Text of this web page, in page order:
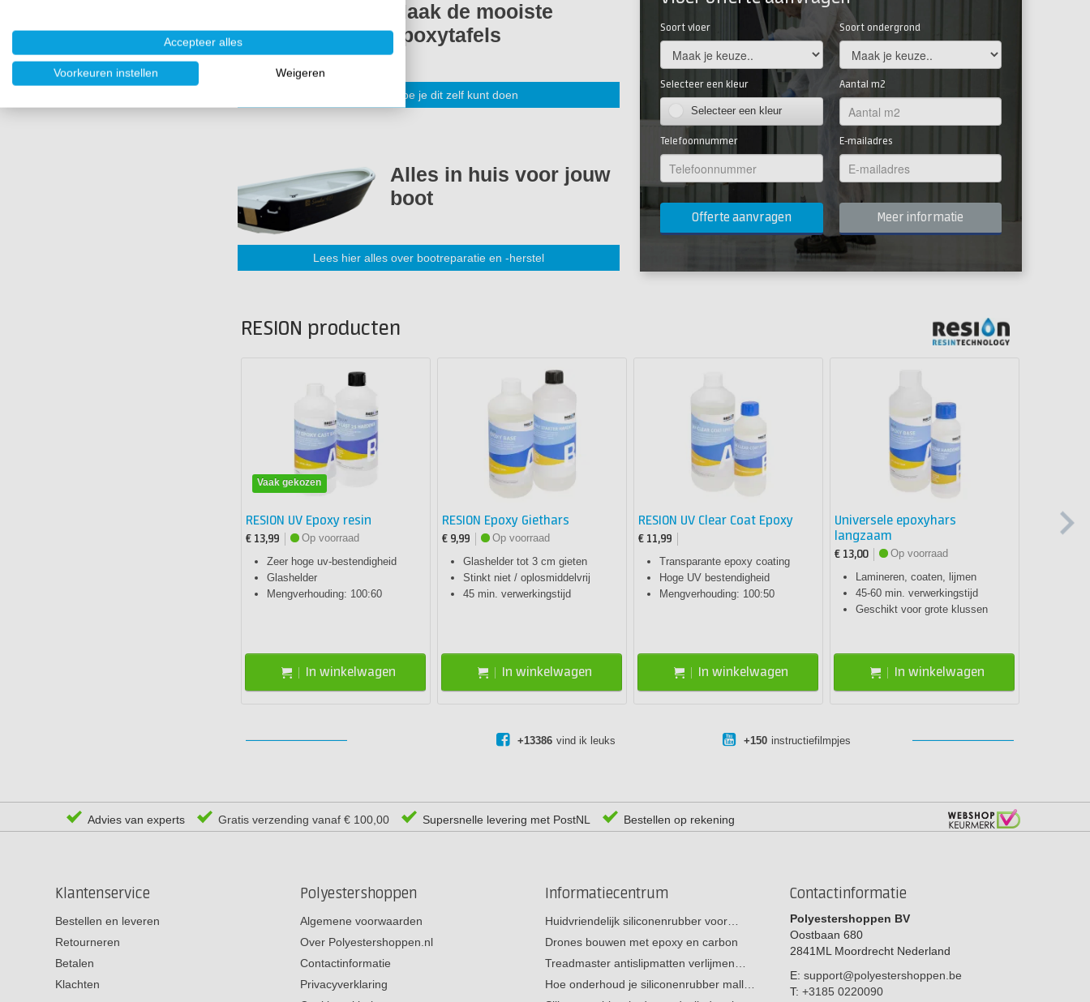
Maak de mooiste
epoxytafels
Bekijk hier hoe je dit zelf kunt doen
Alles in huis voor jouw
boot
Lees hier alles over bootreparatie en -herstel
Soort vloer Soort ondergrond
Selecteer een kleur
Selecteer een kleur
Aantal m2
Telefoonnummer E-mailadres
Meer informatie
RESION producten
Vaak gekozen
RESION UV Epoxy resin
€ 13,99
Op voorraad
Zeer hoge uv-bestendigheid
Glashelder
Mengverhouding: 100:60
In winkelwagen
RESION Epoxy Giethars
€ 9,99
Op voorraad
Glashelder tot 3 cm gieten
Stinkt niet / oplosmiddelvrij
45 min. verwerkingstijd
In winkelwagen
RESION UV Clear Coat Epoxy
€ 11,99
Transparante epoxy coating
Hoge UV bestendigheid
Mengverhouding: 100:50
In winkelwagen
Universele epoxyhars
langzaam
€ 13,00
Op voorraad
Lamineren, coaten, lijmen
45-60 min. verwerkingstijd
Geschikt voor grote klussen
In winkelwagen
+13386 vind ik leuks +150 instructiefilmpjes
Advies van experts Gratis verzending vanaf € 100,00 Supersnelle levering met PostNL Bestellen op rekening
Klantenservice
Bestellen en leveren
Retourneren
Betalen
Klachten
Polyestershoppen
Algemene voorwaarden
Over Polyestershoppen.nl
Contactinformatie
Privacyverklaring
Informatiecentrum
Huidvriendelijk siliconenrubber voor…
Drones bouwen met epoxy en carbon
Treadmaster antislipmatten verlijmen…
Hoe onderhoud je siliconenrubber mall…
Contactinformatie
Polyestershoppen BV
Oostbaan 680
2841ML Moordrecht Nederland
E: support@polyestershoppen.be
T: +3185 0220090
Accepteer alles
Voorkeuren instellen Weigeren